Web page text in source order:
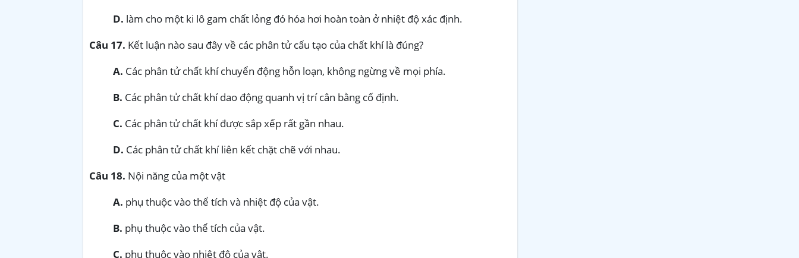
D. làm cho một ki lô gam chất lỏng đó hóa hơi hoàn toàn ở nhiệt độ xác định.
Câu 17. Kết luận nào sau đây về các phân tử cấu tạo của chất khí là đúng?
A. Các phân tử chất khí chuyển động hỗn loạn, không ngừng về mọi phía.
B. Các phân tử chất khí dao động quanh vị trí cân bằng cố định.
C. Các phân tử chất khí được sắp xếp rất gần nhau.
D. Các phân tử chất khí liên kết chặt chẽ với nhau.
Câu 18. Nội năng của một vật
A. phụ thuộc vào thể tích và nhiệt độ của vật.
B. phụ thuộc vào thể tích của vật.
C. phụ thuộc vào nhiệt độ của vật.